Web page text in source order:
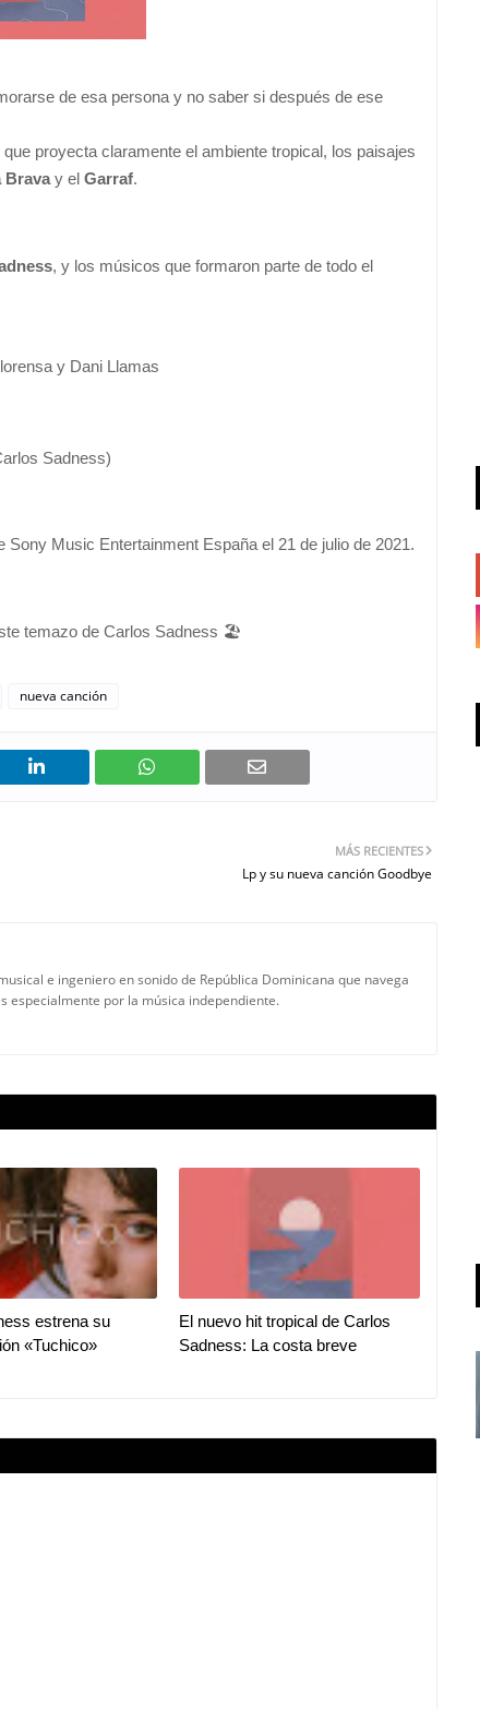
de esa persona y no saber si después de ese
proyecta claramente el ambiente tropical, los paisajes
Brava y el Garraf.
, y los músicos que formaron parte de todo el
y Dani Llamas
Sadness)
Music Entertainment España el 21 de julio de 2021.
temazo de Carlos Sadness 🏖️
nueva canción
MÁS RECIENTES
Lp y su nueva canción Goodbye
e ingeniero en sonido de República Dominicana que navega
especialmente por la música independiente.
estrena su
«Tuchico»
El nuevo hit tropical de Carlos
Sadness: La costa breve